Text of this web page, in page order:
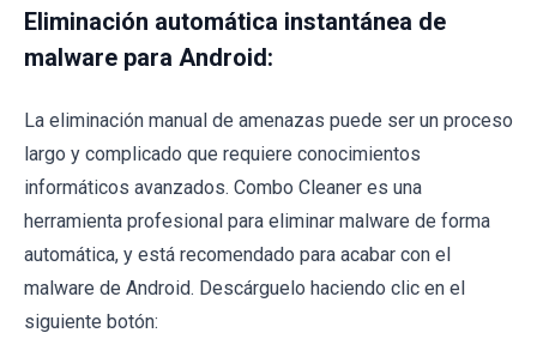
Eliminación automática instantánea de
malware para Android:
La eliminación manual de amenazas puede ser un proceso
largo y complicado que requiere conocimientos
informáticos avanzados. Combo Cleaner es una
herramienta profesional para eliminar malware de forma
automática, y está recomendado para acabar con el
malware de Android. Descárguelo haciendo clic en el
siguiente botón: